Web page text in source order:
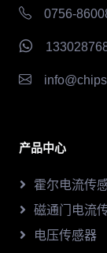
0756-
产品中心
霍尔电流传
磁通门电流
电压传感器